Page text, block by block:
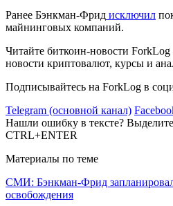
Ранее Бэнкман-Фрид исключил
майнинговых компаний.
Читайте биткоин-новости
новости криптовалют, курсы и
Подписывайтесь на ForkLog в
Telegram (основной канал)
Нашли ошибку в тексте?
CTRL+ENTER
Материалы по теме
СМИ: Бэнкман-Фрид запланировал
освобождения